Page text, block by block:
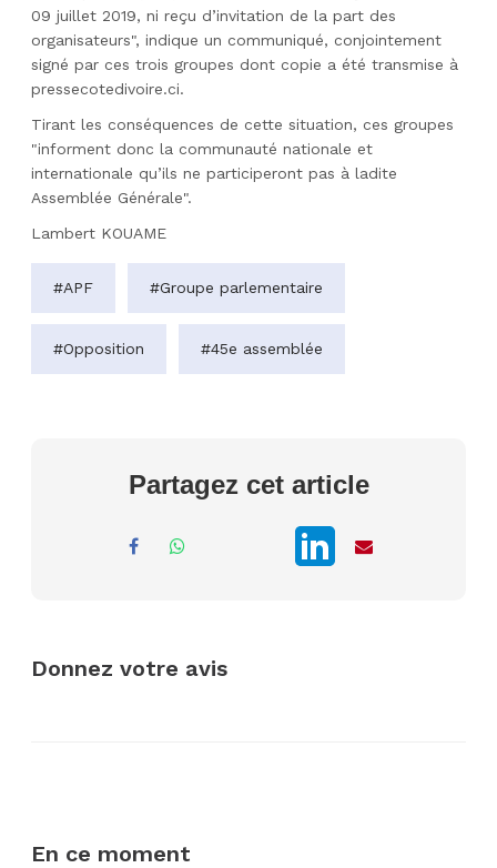
09 juillet 2019, ni reçu d’invitation de la part des
organisateurs", indique un communiqué, conjointement
signé par ces trois groupes dont copie a été transmise à
pressecotedivoire.ci.
Tirant les conséquences de cette situation, ces groupes
"informent donc la communauté nationale et
internationale qu’ils ne participeront pas à ladite
Assemblée Générale".
Lambert KOUAME
#APF #Groupe parlementaire
#Opposition #45e assemblée
Partagez cet article
Donnez votre avis
En ce moment